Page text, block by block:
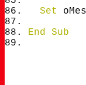
Set
End
Sub